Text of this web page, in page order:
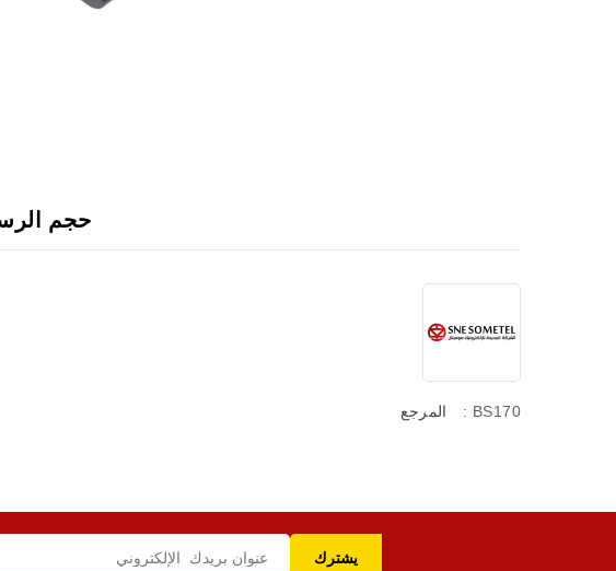
حجم
المرجع : BS170